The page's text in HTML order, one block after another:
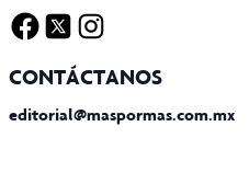
CONTÁCTANOS
editorial@maspormas.com.mx